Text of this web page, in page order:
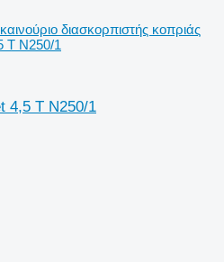
καινούριο διασκορπιστής κοπριάς
T N250/1
4,5 T N250/1